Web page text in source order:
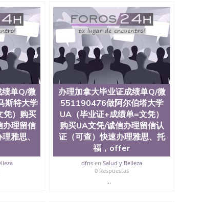
。纽约大学为学生们提供本科、硕士及博士
筑工程、经济、医学、护理、文学、音乐、
控制、历史、电气工程、生物工程、建筑设
数学、化学、英语、社会科学、心理学、戏
商科、金融专业 1、客户提供相关材料，确
关材料； 3、留服注册申请账号，付定金；
料； 5、等待结果，完成结果书留服直接邮寄
院的毕业证成绩单所使用的材料，尺寸大
，LOGO烫金烫银复合重叠。 文字图案浮雕，
。质量得到了广大海外客户群体的认可，同
大院校的（毕业证，成绩单，资格证，学生
信息， 能够在时间掌握的海外学历文凭的样
版实物，以求达到客户的需求。 我们的优
和效率不断优化，为您倾情诠释什么是高性
办理毕业证成绩单、教育部认证,录取通知
历学位认证、毕业证、成绩单、文凭、学历
绩单Q/微
斯特大学
凭）购买
理留信
雅思、
办理加拿大毕业证成绩单Q/微
551190476做阿尔伯塔大学
UA（毕业证+成绩单=文凭）
购买UA文凭/诚信办理留信认
证（可查）快速办理雅思、托
福，offer
dfns enSalud y Belleza
0 Respuestas
...